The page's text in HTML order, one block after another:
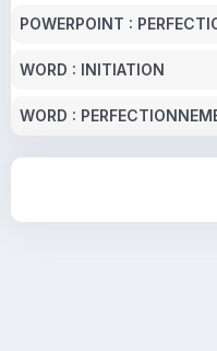
POWERPOINT :
WORD : INITIATION
WORD :